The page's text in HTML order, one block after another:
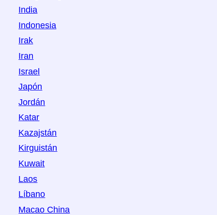
India
Indonesia
Irak
Iran
Israel
Japón
Jordán
Katar
Kazajstán
Kirguistán
Kuwait
Laos
Líbano
Macao China